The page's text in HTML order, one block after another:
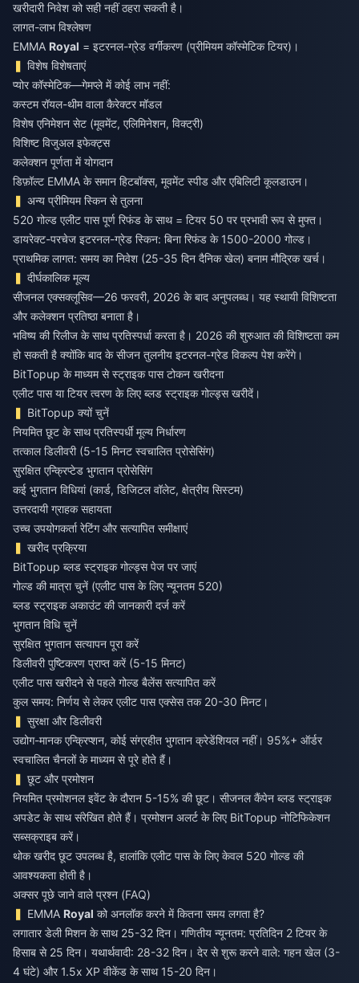
खरीदारी निवेश को सही नहीं ठहरा सकती है।
लागत-लाभ विश्लेषण
EMMA Royal = इटरनल-ग्रेड वर्गीकरण (प्रीमियम कॉस्मेटिक टियर)।
विशेष विशेषताएं
प्योर कॉस्मेटिक—गेमप्ले में कोई लाभ नहीं:
कस्टम रॉयल-थीम वाला कैरेक्टर मॉडल
विशेष एनिमेशन सेट (मूवमेंट, एलिमिनेशन, विक्ट्री)
विशिष्ट विजुअल इफेक्ट्स
कलेक्शन पूर्णता में योगदान
डिफ़ॉल्ट EMMA के समान हिटबॉक्स, मूवमेंट स्पीड और एबिलिटी कूलडाउन।
अन्य प्रीमियम स्किन से तुलना
520 गोल्ड एलीट पास पूर्ण रिफंड के साथ = टियर 50 पर प्रभावी रूप से मुफ्त।
डायरेक्ट-परचेज इटरनल-ग्रेड स्किन: बिना रिफंड के 1500-2000 गोल्ड।
प्राथमिक लागत: समय का निवेश (25-35 दिन दैनिक खेल) बनाम मौद्रिक खर्च।
दीर्घकालिक मूल्य
सीजनल एक्सक्लूसिव—26 फरवरी, 2026 के बाद अनुपलब्ध। यह स्थायी विशिष्टता
और कलेक्शन प्रतिष्ठा बनाता है।
भविष्य की रिलीज के साथ प्रतिस्पर्धा करता है। 2026 की शुरुआत की विशिष्टता कम
हो सकती है क्योंकि बाद के सीजन तुलनीय इटरनल-ग्रेड विकल्प पेश करेंगे।
BitTopup के माध्यम से स्ट्राइक पास टोकन खरीदना
एलीट पास या टियर त्वरण के लिएब्लड स्ट्राइक गोल्ड्स खरीदें ।
BitTopup क्यों चुनें
नियमित छूट के साथ प्रतिस्पर्धी मूल्य निर्धारण
तत्काल डिलीवरी (5-15 मिनट स्वचालित प्रोसेसिंग)
सुरक्षित एन्क्रिप्टेड भुगतान प्रोसेसिंग
कई भुगतान विधियां (कार्ड, डिजिटल वॉलेट, क्षेत्रीय सिस्टम)
उत्तरदायी ग्राहक सहायता
उच्च उपयोगकर्ता रेटिंग और सत्यापित समीक्षाएं
खरीद प्रक्रिया
BitTopup ब्लड स्ट्राइक गोल्ड्स पेज पर जाएं
गोल्ड की मात्रा चुनें (एलीट पास के लिए न्यूनतम 520)
ब्लड स्ट्राइक अकाउंट की जानकारी दर्ज करें
भुगतान विधि चुनें
सुरक्षित भुगतान सत्यापन पूरा करें
डिलीवरी पुष्टिकरण प्राप्त करें (5-15 मिनट)
एलीट पास खरीदने से पहले गोल्ड बैलेंस सत्यापित करें
कुल समय: निर्णय से लेकर एलीट पास एक्सेस तक 20-30 मिनट।
सुरक्षा और डिलीवरी
उद्योग-मानक एन्क्रिप्शन, कोई संग्रहीत भुगतान क्रेडेंशियल नहीं। 95%+ ऑर्डर
स्वचालित चैनलों के माध्यम से पूरे होते हैं।
छूट और प्रमोशन
नियमित प्रमोशनल इवेंट के दौरान 5-15% की छूट। सीजनल कैंपेन ब्लड स्ट्राइक
अपडेट के साथ संरेखित होते हैं। प्रमोशन अलर्ट के लिए BitTopup नोटिफिकेशन
सब्सक्राइब करें।
थोक खरीद छूट उपलब्ध है, हालांकि एलीट पास के लिए केवल 520 गोल्ड की
आवश्यकता होती है।
अक्सर पूछे जाने वाले प्रश्न (FAQ)
EMMA Royal को अनलॉक करने में कितना समय लगता है?
लगातार डेली मिशन के साथ 25-32 दिन। गणितीय न्यूनतम: प्रतिदिन 2 टियर के
हिसाब से 25 दिन। यथार्थवादी: 28-32 दिन। देर से शुरू करने वाले: गहन खेल (3-
4 घंटे) और 1.5x XP वीकेंड के साथ 15-20 दिन।